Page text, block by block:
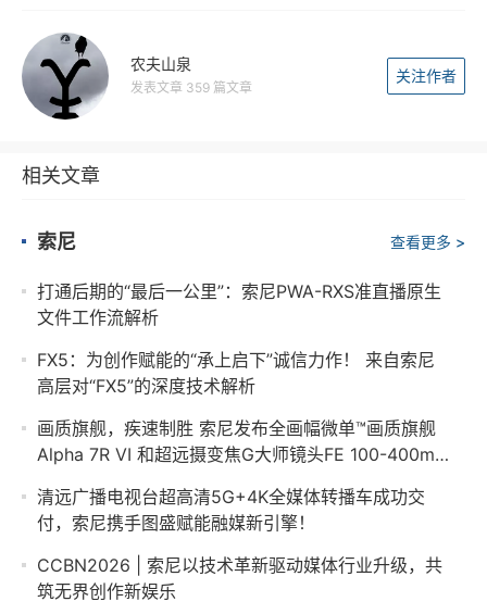
农夫山泉
发表文章 359 篇文章
关注作者
相关文章
索尼 查看更多 >
打通后期的“最后一公里”：索尼PWA-RXS准直播原生
文件工作流解析
FX5：为创作赋能的“承上启下”诚信力作！ 来自索尼
高层对“FX5”的深度技术解析
画质旗舰，疾速制胜 索尼发布全画幅微单™画质旗舰
Alpha 7R VI 和超远摄变焦G大师镜头FE 100-400mm
清远广播电视台超高清5G+4K全媒体转播车成功交
付，索尼携手图盛赋能融媒新引擎！
CCBN2026 | 索尼以技术革新驱动媒体行业升级，共
筑无界创作新娱乐